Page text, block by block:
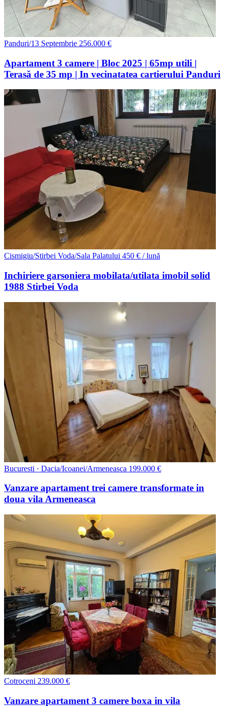
Panduri/13 Septembrie 256.000 €
Apartament 3 camere | Bloc 2025 | 65mp utili |
Terasă de 35 mp | In vecinatatea cartierului Panduri
Cismigiu/Stirbei Voda/Sala Palatului 450 € / lună
Inchiriere garsoniera mobilata/utilata imobil solid
1988 Stirbei Voda
Bucuresti · Dacia/Icoanei/Armeneasca 199.000 €
Vanzare apartament trei camere transformate in
doua vila Armeneasca
Cotroceni 239.000 €
Vanzare apartament 3 camere boxa in vila